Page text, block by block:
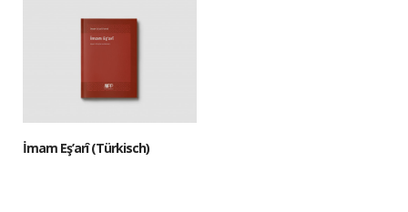
İmam Eş’arî (Türkisch)